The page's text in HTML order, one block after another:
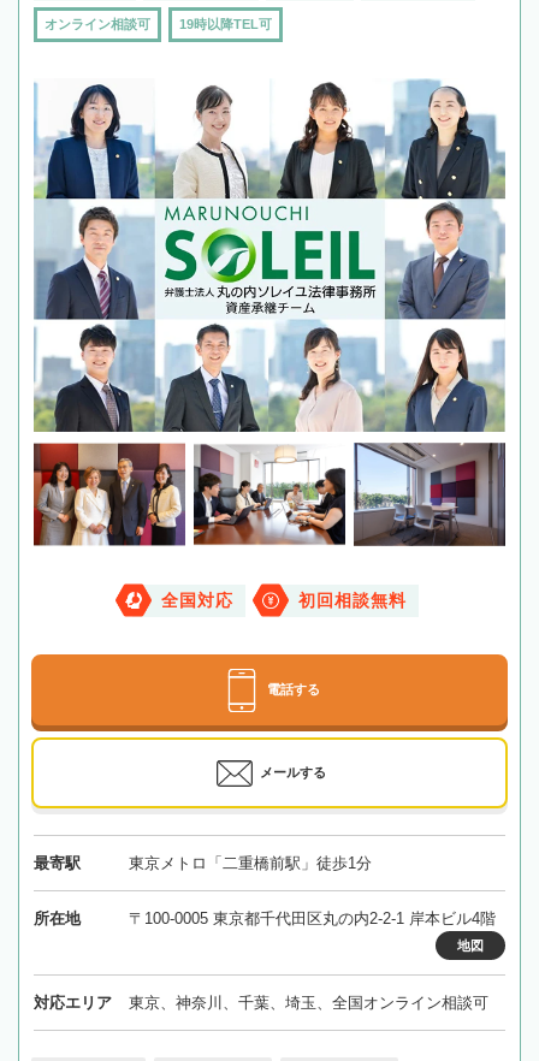
オンライン相談可 19時以降TEL可
全国対応 初回相談無料
電話する
メールする
最寄駅 東京メトロ「二重橋前駅」徒歩1分
所在地 〒100-0005 東京都千代田区丸の内2-2-1 岸本ビル4階
地図
対応エリア 東京、神奈川、千葉、埼玉、全国オンライン相談可